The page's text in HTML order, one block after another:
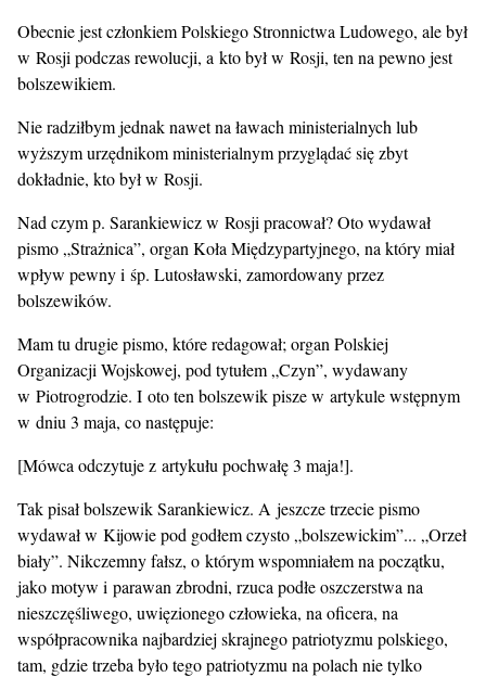
Obecnie jest członkiem Polskiego Stronnictwa Ludowego, ale był
w Rosji podczas rewolucji, a kto był w Rosji, ten na pewno jest
bolszewikiem.
Nie radziłbym jednak nawet na ławach ministerialnych lub
wyższym urzędnikom ministerialnym przyglądać się zbyt
dokładnie, kto był w Rosji.
Nad czym p. Sarankiewicz w Rosji pracował? Oto wydawał
pismo „Strażnica”, organ Koła Międzypartyjnego, na który miał
wpływ pewny i śp. Lutosławski, zamordowany przez
bolszewików.
Mam tu drugie pismo, które redagował; organ Polskiej
Organizacji Wojskowej, pod tytułem „Czyn”, wydawany
w Piotrogrodzie. I oto ten bolszewik pisze w artykule wstępnym
w dniu 3 maja, co następuje:
[Mówca odczytuje z artykułu pochwałę 3 maja!].
Tak pisał bolszewik Sarankiewicz. A jeszcze trzecie pismo
wydawał w Kijowie pod godłem czysto „bolszewickim”... „Orzeł
biały”. Nikczemny fałsz, o którym wspomniałem na początku,
jako motyw i parawan zbrodni, rzuca podłe oszczerstwa na
nieszczęśliwego, uwięzionego człowieka, na oficera, na
współpracownika najbardziej skrajnego patriotyzmu polskiego,
tam, gdzie trzeba było tego patriotyzmu na polach nie tylko